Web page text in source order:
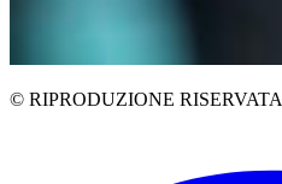
© RIPRODUZIONE RISERVATA